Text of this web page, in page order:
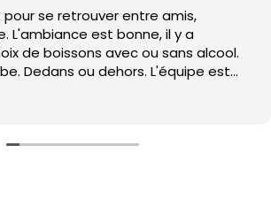
se retrouver entre amis,
est bonne, il y a
boissons avec ou sans alcool.
ou dehors. L'équipe est
moyennes...